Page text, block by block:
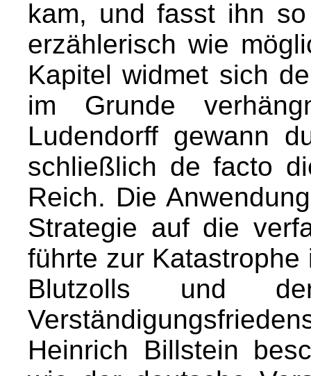
kam, und fasst ihn
erzählerisch wie
Kapitel widmet sich
im Grunde
Ludendorff gewann
schließlich de facto
Reich. Die
Strategie auf die
führte zur
Blutzolls und
Heinrich Billstein